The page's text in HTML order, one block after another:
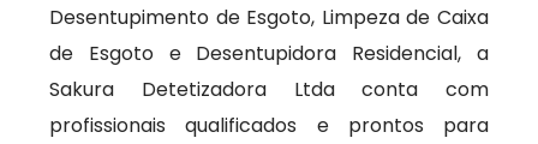
Desentupimento de Esgoto, Limpeza de Caixa
de Esgoto e Desentupidora Residencial, a
Sakura Detetizadora Ltda conta com
profissionais qualificados e prontos para